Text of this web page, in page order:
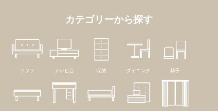
カテゴリーから探す
ソファ テレビ台 収納 ダイニング 椅子